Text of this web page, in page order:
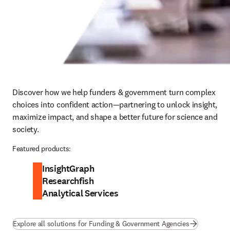
Discover how we help funders & government turn complex
choices into confident action—partnering to unlock insight,
maximize impact, and shape a better future for science and
society.
Featured products:
InsightGraph
Researchfish
Analytical Services
Explore all solutions for Funding & Government Agencies